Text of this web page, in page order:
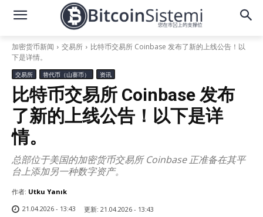
加密货币新闻 交易所
比特币交易所 Coinbase 发布了新的上线公告！以
下是详情。
交易所 替代币（山寨币） 资讯
比特币交易所 Coinbase 发布
了新的上线公告！以下是详
情。
总部位于美国的加密货币交易所 Coinbase 正准备在其平
台上添加另一种数字资产。
作者: Utku Yanık
21.04.2026 - 13:43
更新: 21.04.2026 - 13:43